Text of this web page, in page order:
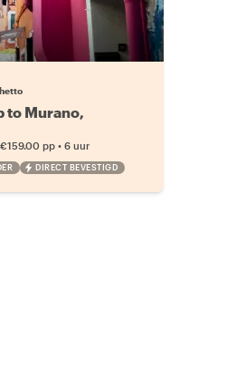
to Murano,
€159.00 pp • 6 uur
DIRECT BEVESTIGD